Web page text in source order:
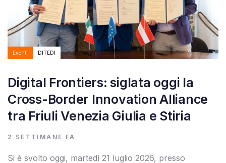
Eventi DITEDI
Digital Frontiers: siglata oggi la
Cross-Border Innovation Alliance
tra Friuli Venezia Giulia e Stiria
2 SETTIMANE FA
Si è svolto oggi, martedì 21 luglio 2026, presso